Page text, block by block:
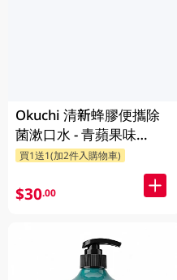
Okuchi 清新蜂膠便攜除
菌漱口水 - 青蘋果味
11ML x 5
買1送1(加2件入購物車)
$30.00